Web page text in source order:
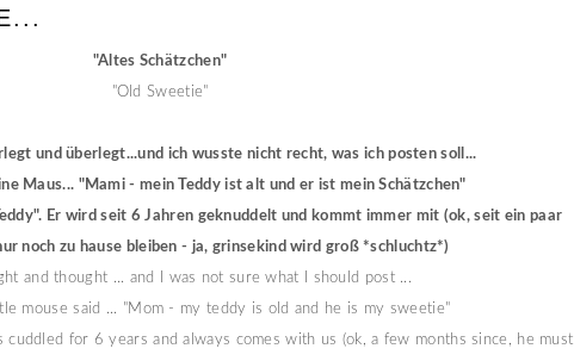
"Altes Schätzchen"
"Old Sweetie"
und überlegt...und ich wusste nicht recht, was ich posten soll...
Maus... "Mami - mein Teddy ist alt und er ist mein Schätzchen"
Er wird seit 6 Jahren geknuddelt und kommt immer mit (ok, seit ein paar
noch zu hause bleiben - ja, grinsekind wird groß *schluchtz*)
and thought ... and I was not sure what I should post ...
mouse said ... "Mom - my teddy is old and he is my sweetie"
cuddled for 6 years and always comes with us (ok, a few months since, he must